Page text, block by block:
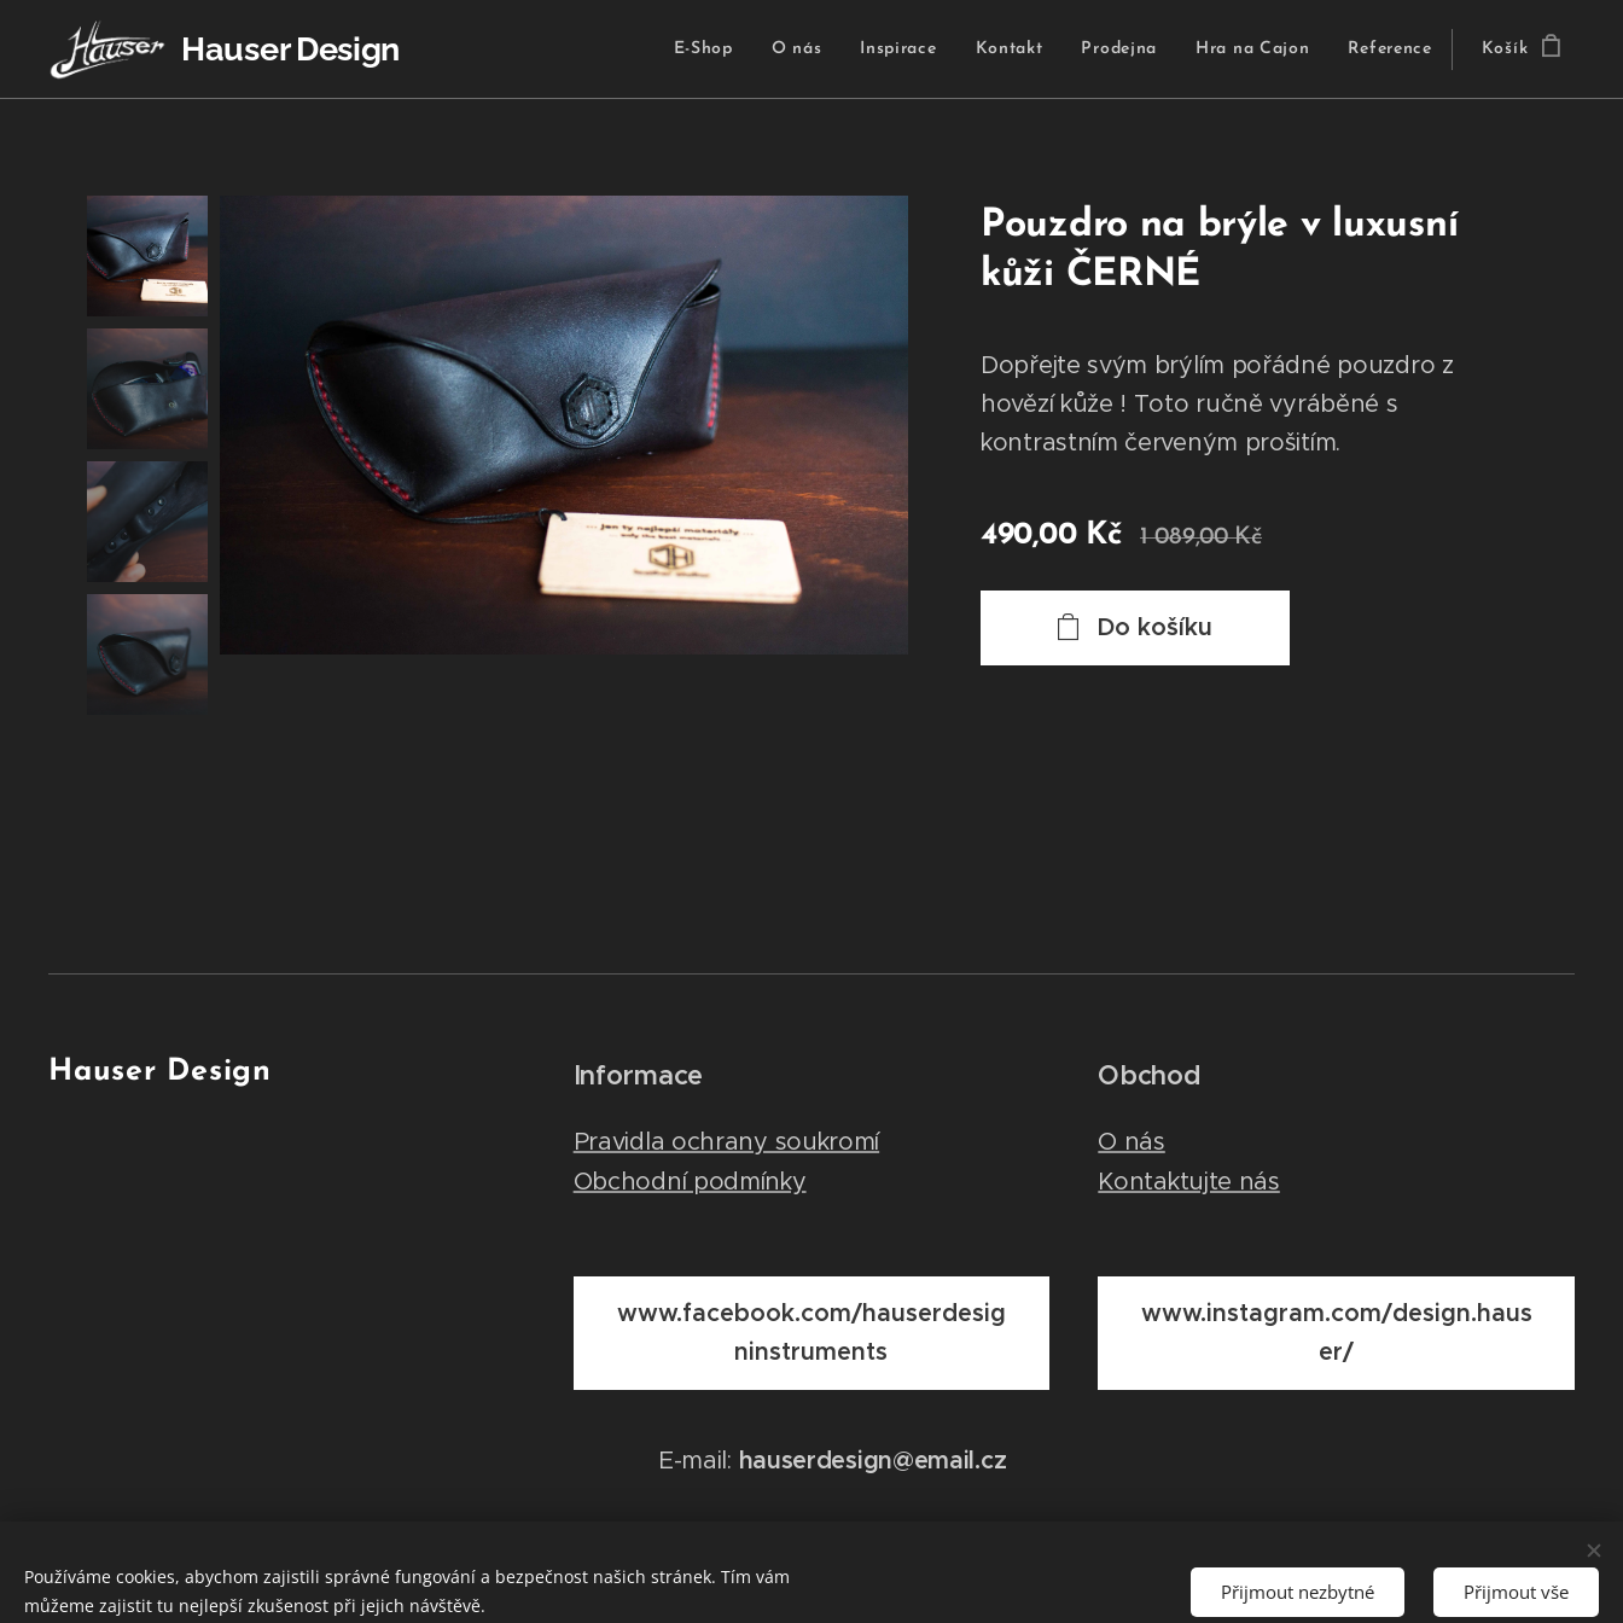
Hauser Design E-Shop O nás Inspirace Kontakt Prodejna Hra na Cajon Reference Košík
Pouzdro na brýle v luxusní
kůži ČERNÉ
Dopřejte svým brýlím pořádné pouzdro z
hovězí kůže ! Toto ručně vyráběné s
kontrastním červeným prošitím.
490,00Kč 1 089,00Kč
Do košíku
Hauser Design Informace
Pravidla ochrany soukromí
Obchodní podmínky
www.facebook.com/hauserdesig
ninstruments
Obchod
O nás
Kontaktujte nás
www.instagram.com/design.haus
er/
E-mail: hauserdesign@email.cz
Používáme cookies, abychom zajistili správné fungování a bezpečnost našich stránek. Tím vám
můžeme zajistit tu nejlepší zkušenost při jejich návštěvě.
Přijmout nezbytné Přijmout vše